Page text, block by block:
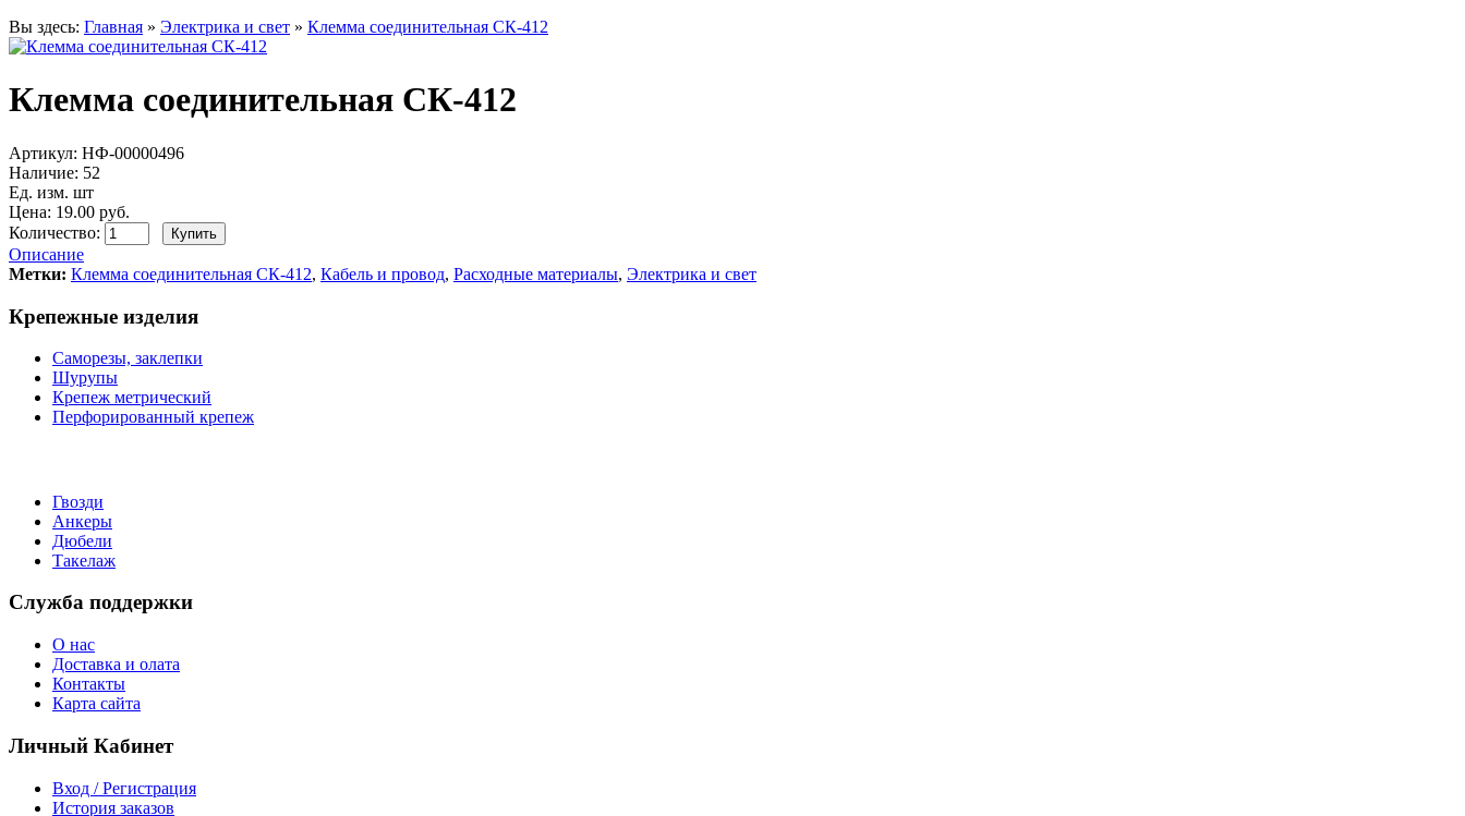
Вы здесь: Главная » Электрика и свет » Клемма соединительная СК-412
Клемма соединительная СК-412
Артикул: НФ-00000496
Наличие: 52
Ед. изм. шт
Цена: 19.00 руб.
Количество:
Описание
Метки: Клемма соединительная СК-412, Кабель и провод, Расходные материалы, Электрика и свет
Крепежные изделия
Саморезы, заклепки
Шурупы
Крепеж метрический
Перфорированный крепеж
Гвозди
Анкеры
Дюбели
Такелаж
Служба поддержки
О нас
Доставка и олата
Контакты
Карта сайта
Личный Кабинет
Вход / Регистрация
История заказов